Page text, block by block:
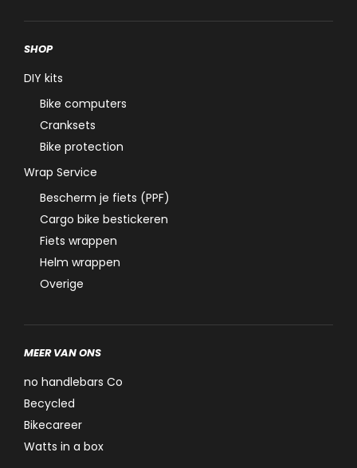
SHOP
DIY kits
Bike computers
Cranksets
Bike protection
Wrap Service
Bescherm je fiets (PPF)
Cargo bike bestickeren
Fiets wrappen
Helm wrappen
Overige
MEER VAN ONS
no handlebars Co
Becycled
Bikecareer
Watts in a box